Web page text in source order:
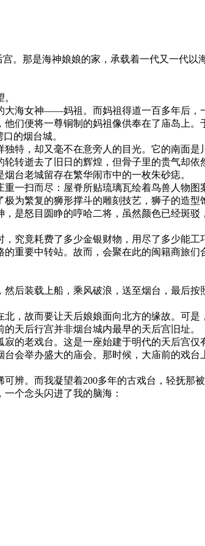
。那是海神娘娘的家，承载着一代又一代以
大海女神——妈祖。而妈祖得道一百多年后，
们便将一尊铜制的妈祖像供奉在了庙岛上。
的烟台城。
特，却又毫不在意旁人的目光。它的南面是
转逝去了旧日的辉煌，但骨子里的贵气却依
台老城留存在繁华闹市中的一枚朱砂痣。
一扫而尽：屋脊所贴琉璃瓦绘着鸟兽人物图
为繁复的狮形撑斗的雕刻技艺，狮子的造型
是怒目圆睁的哼哈二将，虽然颜色已经斑驳
究竟耗费了多少金银财物，用尽了多少能工
重要中转站。故而，会聚在此的闽籍商旅们
后装载上船，乘风破浪，送至烟台，最后按
，故而要让天后娘娘面向北方的缘故。可是
天后行宫并非烟台城内最早的天后宫旧址。
的老戏台。这是一座始建于明代的天后宫仅
会举办盛大的庙会。那时候，大庙前的戏台
辨。而我凝望着200多年的古戏台，轻抚那
个念头闪进了我的脑海：